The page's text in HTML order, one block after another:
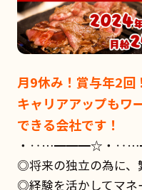
月9休み！賞与年2回
キャリアアップもワ
できる会社です！
・‥…━━━☆・
◎将来の独立の為に、
◎経験を活かしてマネ